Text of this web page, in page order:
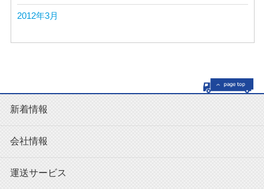
2012年3月
新着情報
会社情報
運送サービス